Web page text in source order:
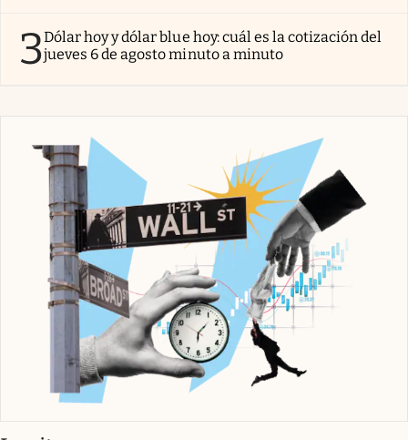
3Dólar hoy y dólar blue hoy: cuál es la cotización del
jueves 6 de agosto minuto a minuto